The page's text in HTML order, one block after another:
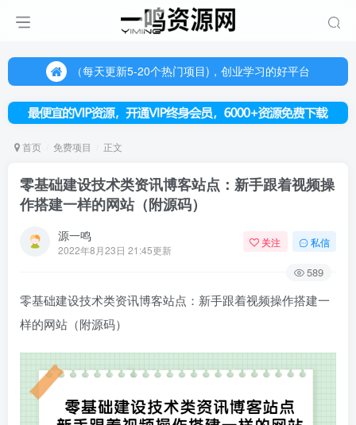
（每天更新5-20个热门项目)，创业学习的好平台
（每天更新5-20个热门项目)，创业学习的好平台
欢迎访问一鸣资源网，本站汇集数千网创课程和项目
首页 免费项目 正文
零基础建设技术类资讯博客站点：新手跟着视频操
作搭建一样的网站（附源码）
源一鸣
2022年8月23日 21:45更新
关注 私信
589
零基础建设技术类资讯博客站点：新手跟着视频操作搭建一
样的网站（附源码）